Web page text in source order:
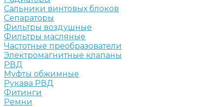
Сальники винтовых блоков
Сепараторы
Фильтры воздушные
Фильтры масляные
Частотные преобразователи
Электромагнитные клапаны
РВД
Муфты обжимные
Рукава РВД
Фитинги
Ремни